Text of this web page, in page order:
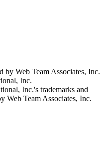
by Web Team Associates, Inc.
Inc.
Inc.'s trademarks and
Web Team Associates, Inc.